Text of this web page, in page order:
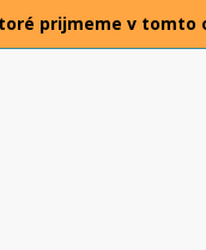
prijmeme v tomto